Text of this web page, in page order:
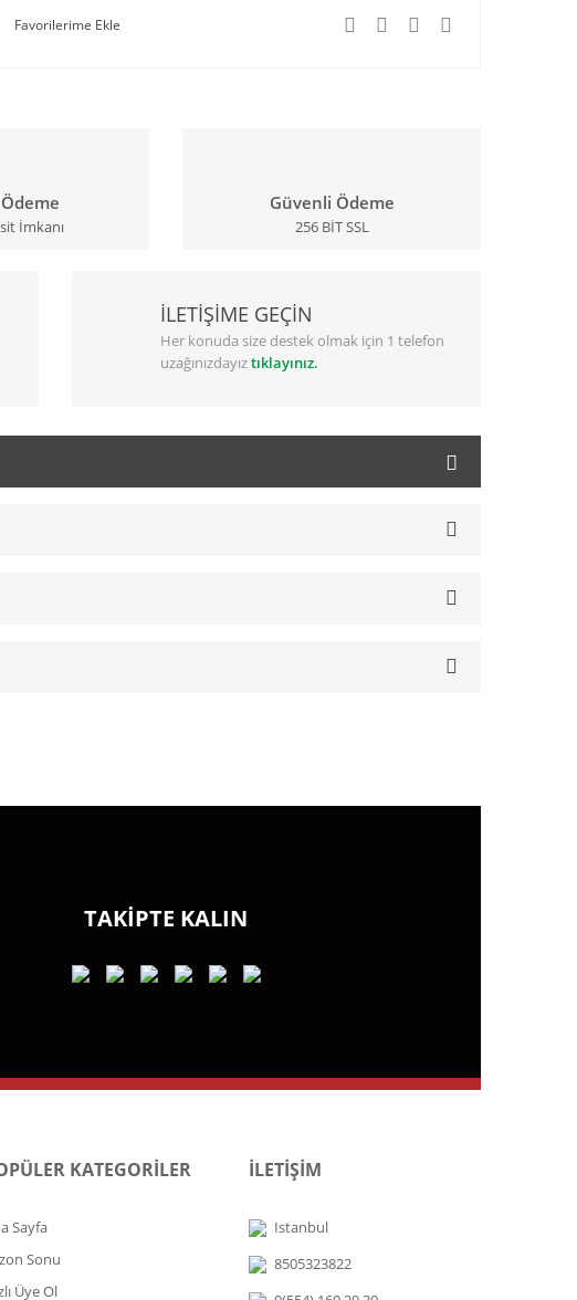
İmkanı
Güvenli Ödeme
256 BİT SSL
İLETİŞİME GEÇİN
Her konuda size destek olmak için 1 telefon
uzağınızdayıztıklayınız.
TAKİPTE KALIN
KATEGORİLER
Sayfa
Sonu
Üye Ol
İLETİŞİM
Istanbul
8505323822